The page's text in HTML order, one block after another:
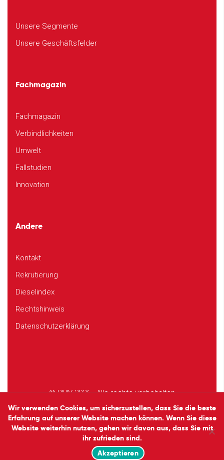
Unsere Segmente
Unsere Geschäftsfelder
Fachmagazin
Fachmagazin
Verbindlichkeiten
Umwelt
Fallstudien
Innovation
Andere
Kontakt
Rekrutierung
Dieselindex
Rechtshinweis
Datenschutzerklärung
© BMV 2026 - Alle rechte vorbehalten
DesignStudio EVOL
Wir verwenden Cookies, um sicherzustellen, dass Sie die beste
Erfahrung auf unserer Website machen können. Wenn Sie diese
Website weiterhin nutzen, gehen wir davon aus, dass Sie mit
ihr zufrieden sind.
Akzeptieren